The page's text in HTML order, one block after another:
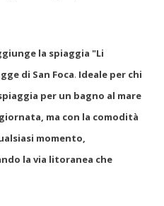
la spiaggia "Li
di San Foca. Ideale per chi
per un bagno al mare
ma con la comodità
momento,
la via litoranea che